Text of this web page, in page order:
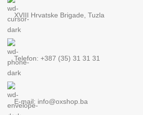
XVIII Hrvatske Brigade, Tuzla
Telefon: +387 (35) 31 31 31
E-mail: info@oxshop.ba